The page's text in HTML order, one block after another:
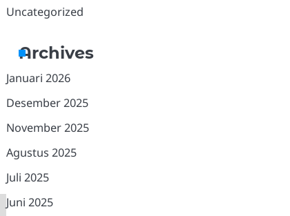
Uncategorized
Archives
Januari 2026
Desember 2025
November 2025
Agustus 2025
Juli 2025
Juni 2025